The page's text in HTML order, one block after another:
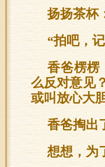
扬扬茶杯
“拍吧，
香爸楞楞
么反对意见
或叫放心大
香爸掏出
想想，为